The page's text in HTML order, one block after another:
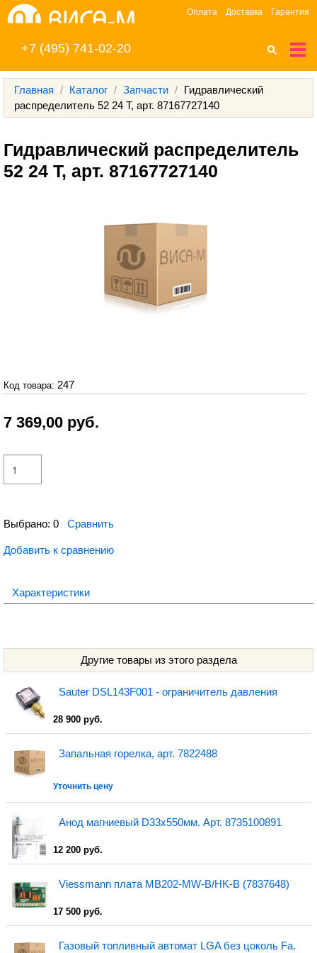
Оплата Доставка Гарантия
+7 (495) 741-02-20
Главная / Каталог / Запчасти / Гидравлический
распределитель 52 24 Т, арт. 87167727140
Гидравлический распределитель
52 24 Т, арт. 87167727140
Код товара: 247
7 369,00 руб.
Выбрано: 0 Сравнить
Добавить к сравнению
Характеристики
Другие товары из этого раздела
Sauter DSL143F001 - ограничитель давления
28 900 руб.
Запальная горелка, арт. 7822488
Уточнить цену
Анод магниевый D33х550мм. Арт. 8735100891
12 200 руб.
Viessmann плата MB202-MW-B/HK-B (7837648)
17 500 руб.
Газовый топливный автомат LGA без цоколь Fa.